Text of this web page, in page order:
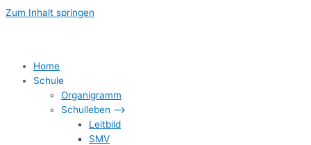
Zum Inhalt springen
Home
Schule
Organigramm
Schulleben –>
Leitbild
SMV